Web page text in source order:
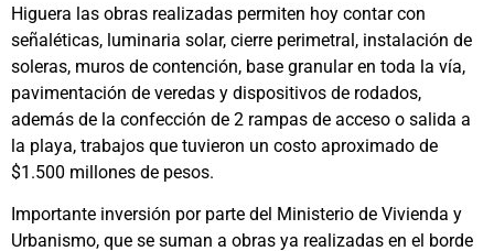
Higuera las obras realizadas permiten hoy contar con
señaléticas, luminaria solar, cierre perimetral, instalación de
soleras, muros de contención, base granular en toda la vía,
pavimentación de veredas y dispositivos de rodados,
además de la confección de 2 rampas de acceso o salida a
la playa, trabajos que tuvieron un costo aproximado de
$1.500 millones de pesos.
Importante inversión por parte del Ministerio de Vivienda y
Urbanismo, que se suman a obras ya realizadas en el borde